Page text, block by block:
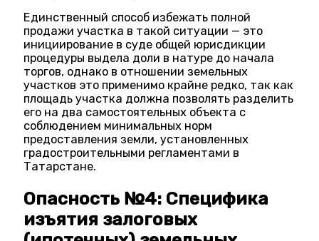
Единственный способ избежать полной
продажи участка в такой ситуации — это
инициирование в суде общей юрисдикции
процедуры выдела доли в натуре до начала
торгов, однако в отношении земельных
участков это применимо крайне редко, так как
площадь участка должна позволять разделить
его на два самостоятельных объекта с
соблюдением минимальных норм
предоставления земли, установленных
градостроительными регламентами в
Татарстане.
Опасность №4: Специфика
изъятия залоговых